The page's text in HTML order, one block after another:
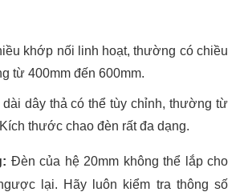
khớp nối linh hoạt, thường có chiều
từ 400mm đến 600mm.
dài dây thả có thể tùy chỉnh, thường từ
thước chao đèn rất đa dạng.
Đèn của hệ 20mm không thể lắp cho
lại. Hãy luôn kiểm tra thông số